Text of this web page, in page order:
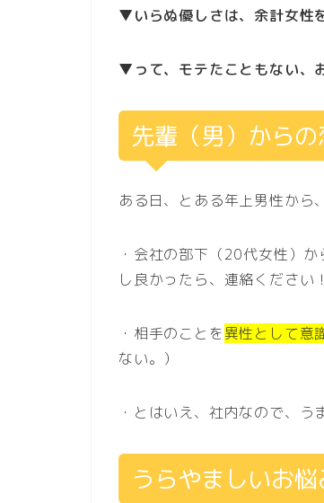
▼いらぬ優しさは、余計女性
▼って、モテたこともない、
先輩（男）から
ある日、とある年上男性か
・会社の部下（20代女性）か
し良かったら、連絡ください
・相手のことを異性として意
ない。）
・とはいえ、社内なので、う
うらやましいお悩